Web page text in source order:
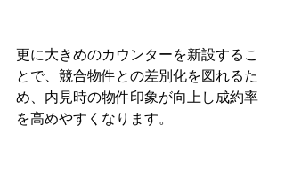
更に大きめのカウンターを新設するこ
とで、競合物件との差別化を図れるた
め、内見時の物件印象が向上し成約率
を高めやすくなります。